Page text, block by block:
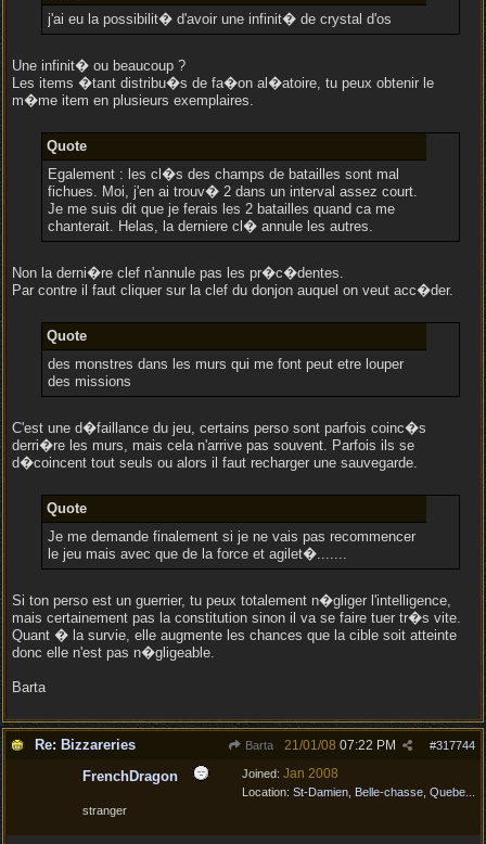
j'ai eu la possibilit� d'avoir une infinit� de crystal d'os
Une infinit� ou beaucoup ?
Les items �tant distribu�s de fa�on al�atoire, tu peux obtenir le
m�me item en plusieurs exemplaires.
Quote
Egalement : les cl�s des champs de batailles sont mal
fichues. Moi, j'en ai trouv� 2 dans un interval assez court.
Je me suis dit que je ferais les 2 batailles quand ca me
chanterait. Helas, la derniere cl� annule les autres.
Non la derni�re clef n'annule pas les pr�c�dentes.
Par contre il faut cliquer sur la clef du donjon auquel on veut acc�der.
Quote
des monstres dans les murs qui me font peut etre louper
des missions
C'est une d�faillance du jeu, certains perso sont parfois coinc�s
derri�re les murs, mais cela n'arrive pas souvent. Parfois ils se
d�coincent tout seuls ou alors il faut recharger une sauvegarde.
Quote
Je me demande finalement si je ne vais pas recommencer
le jeu mais avec que de la force et agilet�.......
Si ton perso est un guerrier, tu peux totalement n�gliger l'intelligence,
mais certainement pas la constitution sinon il va se faire tuer tr�s vite.
Quant � la survie, elle augmente les chances que la cible soit atteinte
donc elle n'est pas n�gligeable.
Barta
Re: Bizzareries Barta #317744
21/01/08 07:22 PM
Joined: Jan 2008
Location: St-Damien, Belle-chasse, Quebe...
FrenchDragon
stranger